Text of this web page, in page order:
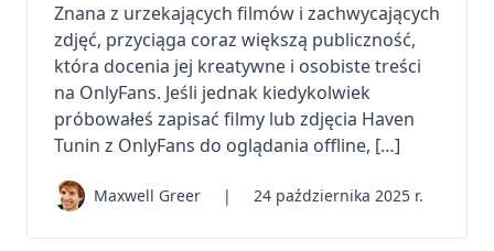
Znana z urzekających filmów i zachwycających
zdjęć, przyciąga coraz większą publiczność,
która docenia jej kreatywne i osobiste treści
na OnlyFans. Jeśli jednak kiedykolwiek
próbowałeś zapisać filmy lub zdjęcia Haven
Tunin z OnlyFans do oglądania offline, […]
Maxwell Greer | 24 października 2025 r.